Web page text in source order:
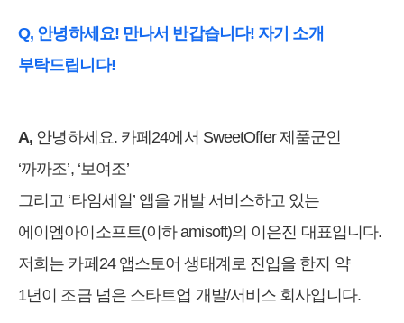
Q, 안녕하세요! 만나서 반갑습니다! 자기 소개
부탁드립니다!
A, 안녕하세요. 카페24에서 SweetOffer 제품군인
‘까까조’, ‘보여조’
그리고 ‘타임세일’ 앱을 개발 서비스하고 있는
에이엠아이소프트(이하 amisoft)의 이은진 대표입니다.
저희는 카페24 앱스토어 생태계로 진입을 한지 약
1년이 조금 넘은 스타트업 개발/서비스 회사입니다.